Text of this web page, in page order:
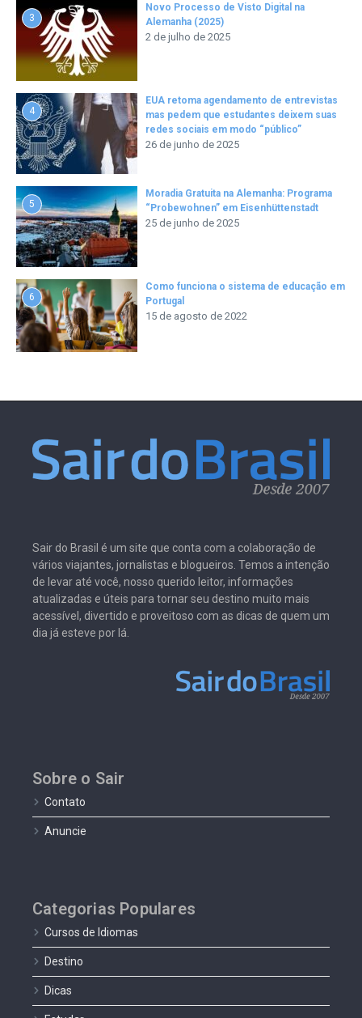
3
Novo Processo de Visto Digital na
Alemanha (2025)
2 de julho de 2025
4
EUA retoma agendamento de entrevistas
mas pedem que estudantes deixem suas
redes sociais em modo “público”
26 de junho de 2025
5
Moradia Gratuita na Alemanha: Programa
“Probewohnen” em Eisenhüttenstadt
25 de junho de 2025
6
Como funciona o sistema de educação em
Portugal
15 de agosto de 2022
Sair do Brasil é um site que conta com a colaboração de
vários viajantes, jornalistas e blogueiros. Temos a intenção
de levar até você, nosso querido leitor, informações
atualizadas e úteis para tornar seu destino muito mais
acessível, divertido e proveitoso com as dicas de quem um
dia já esteve por lá.
Sobre o Sair
Contato
Anuncie
Categorias Populares
Cursos de Idiomas
Destino
Dicas